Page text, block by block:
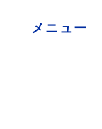
メニュー